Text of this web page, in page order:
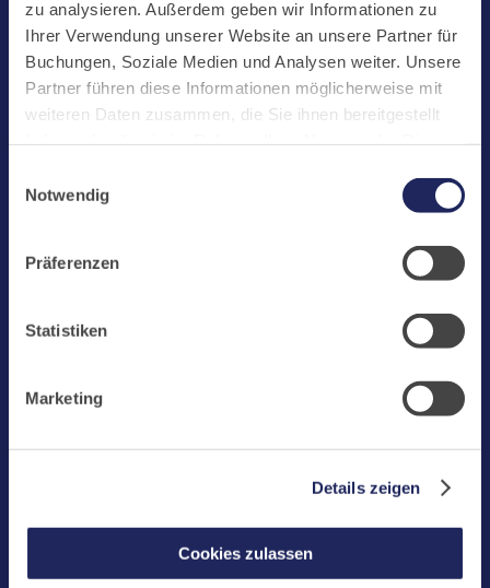
zu analysieren. Außerdem geben wir Informationen zu
Ihrer Verwendung unserer Website an unsere Partner für
Buchungen, Soziale Medien und Analysen weiter. Unsere
Partner führen diese Informationen möglicherweise mit
weiteren Daten zusammen, die Sie ihnen bereitgestellt
challenges.cloudflare.com: Wir verwenden das online
Buchungssystem MEWS in unserem Hotel und unserem
übermittelt. Cookies von eu5.bookingkit.de: Wir
Buchungen von Bibliotheks- und Klosterführungen. Um
Buchungen durchführen zu können akzeptieren Sie bitte
Notwendig
Präferenzen
Statistiken
Marketing
Details zeigen
Cookies zulassen
Kloster
Klosterbetriebe
Spenden
Laacher See
Jobs
Fax: +49 (0) 2652 59-359
www.maria-laach.de